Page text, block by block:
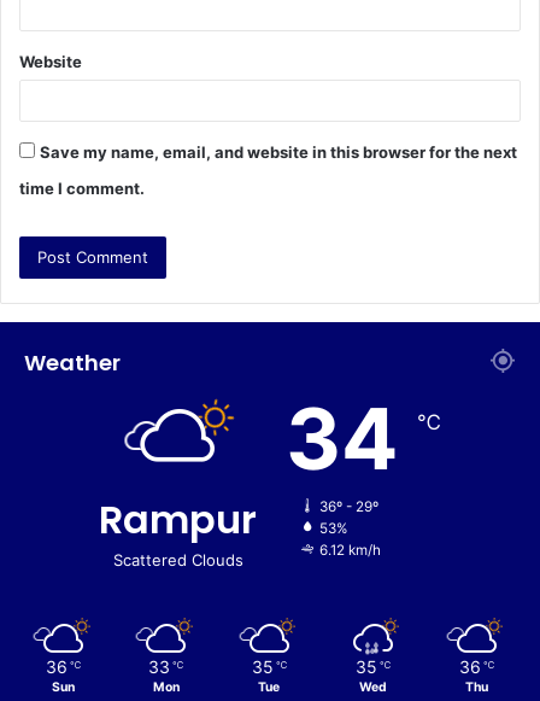
Website
Save my name, email, and website in this browser for the next
time I comment.
Weather
Rampur
Scattered Clouds
34 ℃
36º - 29º
53%
6.12 km/h
36 ℃
Sun
33 ℃
Mon
35 ℃
Tue
35 ℃
Wed
36 ℃
Thu